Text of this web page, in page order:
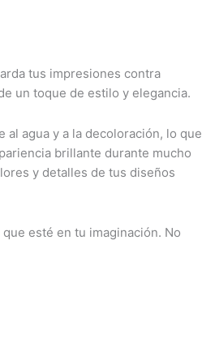
tus impresiones contra
un toque de estilo y elegancia.
agua y a la decoloración, lo que
brillante durante mucho
y detalles de tus diseños
esté en tu imaginación. No